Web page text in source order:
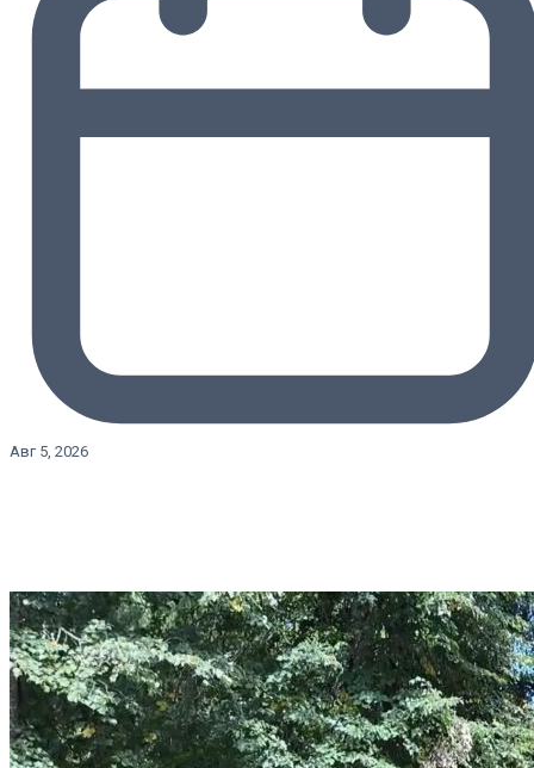
Авг 5, 2026